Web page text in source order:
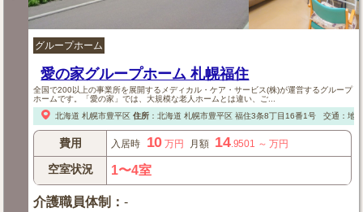
グループホーム
愛の家グループホーム 札幌福住
全国で200以上の事業所を展開するメディカル・ケア・サービス(株)が運営するグループ
ホームです。「愛の家」では、大規模な老人ホームとは違い、ご...
北海道 札幌市豊平区 住所： 北海道 札幌市豊平区福住3条8丁目16番1号 交通：地
費用 入居時 10 万円 月額 14.9501 ～万円
空室状況 1〜4室
介護職員体制 ：-